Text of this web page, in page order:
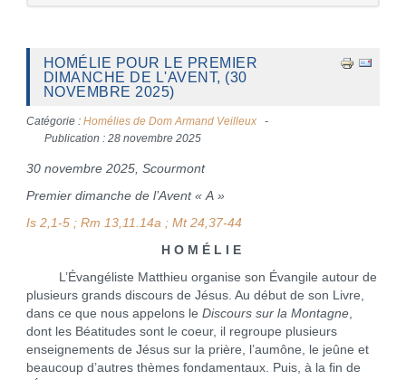
HOMÉLIE POUR LE PREMIER
DIMANCHE DE L'AVENT, (30
NOVEMBRE 2025)
Catégorie : Homélies de Dom Armand Veilleux
Publication : 28 novembre 2025
30 novembre 2025, Scourmont
Premier dimanche de l’Avent « A »
Is 2,1-5 ; Rm 13,11.14a ; Mt 24,37-44
H O M É L I E
L’Évangéliste Matthieu organise son Évangile autour de
plusieurs grands discours de Jésus. Au début de son Livre,
dans ce que nous appelons le Discours sur la Montagne,
dont les Béatitudes sont le coeur, il regroupe plusieurs
enseignements de Jésus sur la prière, l’aumône, le jeûne et
beaucoup d’autres thèmes fondamentaux. Puis, à la fin de